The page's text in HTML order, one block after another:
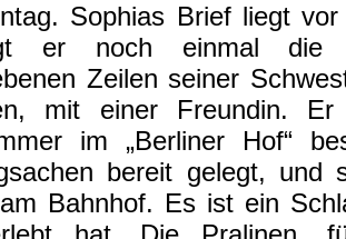
Sophias Brief liegt
er noch einmal die
Zeilen seiner
mit einer Freundin.
im „Berliner Hof“
bereit gelegt,
Bahnhof. Es ist ein